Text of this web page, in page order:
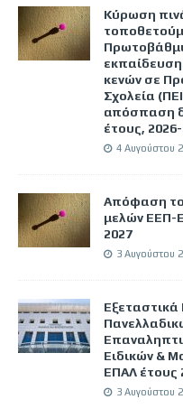
Κύρωση
κενών σε
Σχολεία
απόσπαση
έτους,
4 Αυγούστου
Απόφαση
μελών ΕΕΠ-
2027
3 Αυγούστου
Ειδικών &
ΕΠΑΛ έτους
3 Αυγούστου